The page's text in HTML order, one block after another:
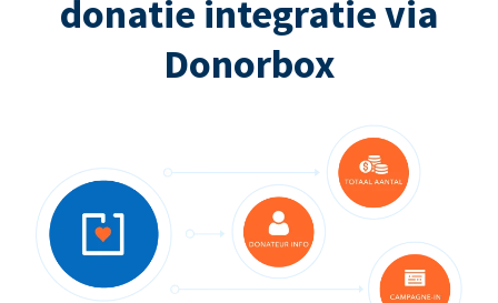
donatie integratie via
Donorbox